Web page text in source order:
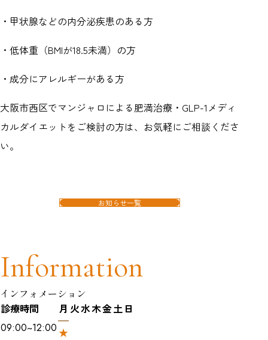
・甲状腺などの内分泌疾患のある方
・低体重（BMIが18.5未満）の方
・成分にアレルギーがある方
大阪市西区でマンジャロによる肥満治療・GLP-1メディ
カルダイエットをご検討の方は、お気軽にご相談くださ
い。
お知らせ一覧
Information
インフォメーション
診療時間
月 火水木金土 日
09:00~12:00